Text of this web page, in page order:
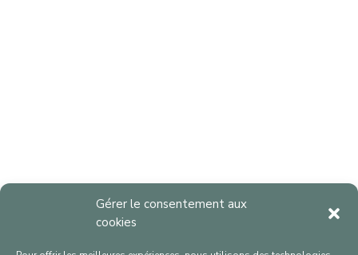
Gérer le consentement aux
cookies